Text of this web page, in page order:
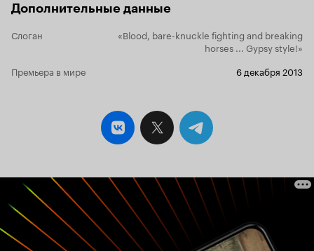
Дополнительные данные
Слоган
«Blood, bare-knuckle fighting and breaking
horses ... Gypsy style!»
Премьера в мире
6 декабря 2013